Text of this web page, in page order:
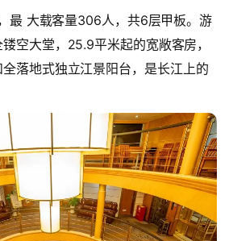
最 大载客量306人，共6层甲板。游
空大堂，25.9平米起的宽敞客房，
落地式独立江景阳台，是长江上的